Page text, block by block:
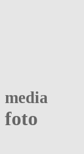
media
foto